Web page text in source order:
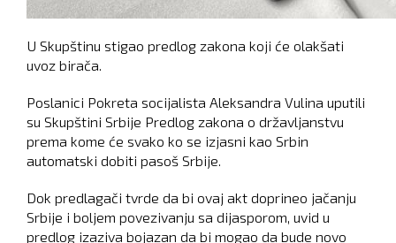
U Skupštinu stigao predlog zakona koji će olakšati
uvoz birača.
Poslanici Pokreta socijalista Aleksandra Vulina uputili
su Skupštini Srbije Predlog zakona o državljanstvu
prema kome će svako ko se izjasni kao Srbin
automatski dobiti pasoš Srbije.
Dok predlagači tvrde da bi ovaj akt doprineo jačanju
Srbije i boljem povezivanju sa dijasporom, uvid u
predlog izaziva bojazan da bi mogao da bude novo